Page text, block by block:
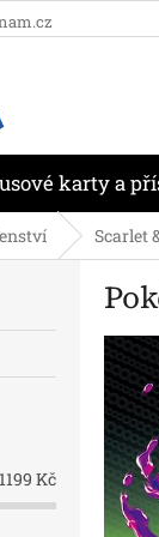
karty a
Scarlet
1199 Kč